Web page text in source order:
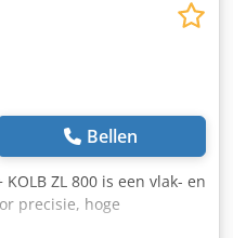
Bellen
KOLB ZL 800 is een vlak- en
precisie, hoge
werking. Capaciteiten: